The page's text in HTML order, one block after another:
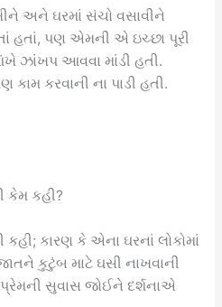
અને ઘરમાં સંચો વસાવીને
હતાં, પણ એમની એ ઇચ્છા પૂરી
ઝાંખપ આવવા માંડી હતી.
કરવાની ના પાડી હતી.
કેમ કહી?
કહી; કારણ કે એના ઘરનાં લોકોમાં
કુટુંબ માટે ઘસી નાખવાની
સુવાસ જોઈને દર્શનાએ